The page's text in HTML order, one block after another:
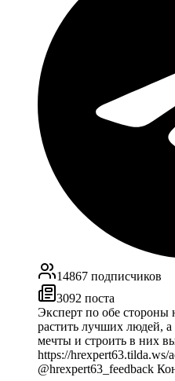
14867 подписчиков
3092 поста
Эксперт по обе
растить лучших людей,
мечты и строить в них
https://hrexpert63.tilda.ws/
@hrexpert63_feedback